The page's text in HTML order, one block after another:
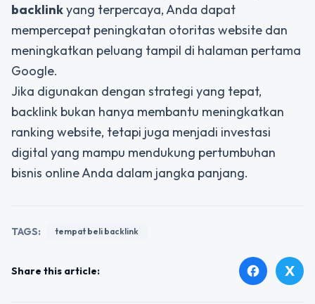
backlinkyang terpercaya, Anda dapat
mempercepat peningkatan otoritas website dan
meningkatkan peluang tampil di halaman pertama
Google.
Jika digunakan dengan strategi yang tepat,
backlink bukan hanya membantu meningkatkan
ranking website, tetapi juga menjadi investasi
digital yang mampu mendukung pertumbuhan
bisnis online Anda dalam jangka panjang.
TAGS: tempat beli backlink
Share this article: facebook X